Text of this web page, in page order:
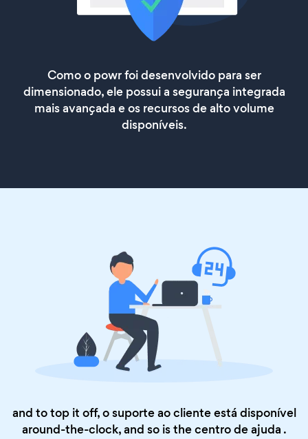
Como o powr foi desenvolvido para ser
dimensionado, ele possui a segurança integrada
mais avançada e os recursos de alto volume
disponíveis.
and to top it off, o suporte ao cliente está disponível
around-the-clock, and so is thecentro de ajuda .